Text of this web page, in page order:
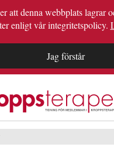
att denna webbplats lagrar
enligt vår integritetspolicy.
Jag förstår